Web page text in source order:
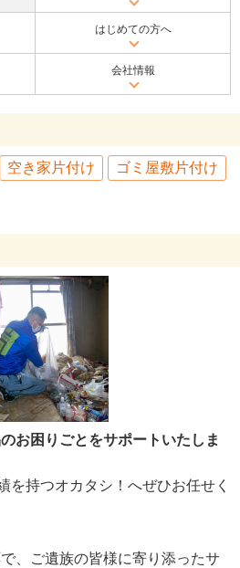
はじめての方へ
会社情報
空き家片付け
ゴミ屋敷片付け
お困りごとをサポートいたしま
を持つオカタシ！へぜひお任せく
、ご遺族の皆様に寄り添ったサ